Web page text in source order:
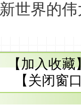
世界的
【加入收藏
【 关闭窗